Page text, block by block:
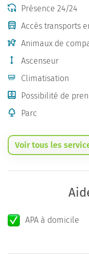
Présence 24/24
Accès transports
Animaux de
Ascenseur
Climatisation
Possibilité de
Parc
Voir tous les
APA à domicile